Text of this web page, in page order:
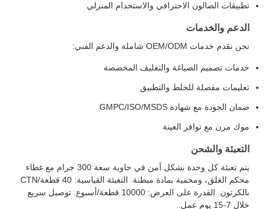
تطبيقات الصالون الاحترافي والاستخدام المنزلي
الدعم والخدمات
نحن نقدم خدمات OEM/ODM شاملة والدعم الفني:
خدمات تصميم الصياغة والتغليف المخصصة
تعليمات مفصلة للخلط والتطبيق
ضمان الجودة مع شهادة GMPC/ISO/MSDS
موك مرن مع توافر العينة
التعبئة والشحن
يتم تعبئة كل وحدة بشكل آمن في حاوية سعة 300 جرام مع غطاء
محكم الغلق، ومحمية بمادة مبطنة. التعبئة القياسية: 40 قطعة/CTN
بالكرتون. القدرة على العرض: 10000 قطعة/أسبوع. توصيل سريع
خلال 7-15 يوم عمل.